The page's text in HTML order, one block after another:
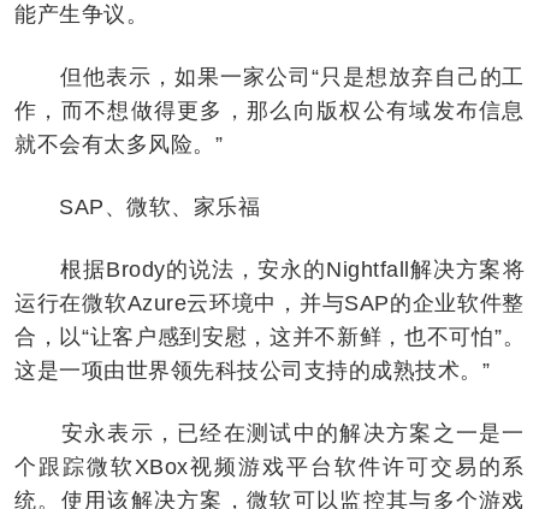
能产生争议。
但他表示，如果一家公司“只是想放弃自己的工
作，而不想做得更多，那么向版权公有域发布信息
就不会有太多风险。”
SAP、微软、家乐福
根据Brody的说法，安永的Nightfall解决方案将
运行在微软Azure云环境中，并与SAP的企业软件整
合，以“让客户感到安慰，这并不新鲜，也不可怕”。
这是一项由世界领先科技公司支持的成熟技术。”
安永表示，已经在测试中的解决方案之一是一
个跟踪微软XBox视频游戏平台软件许可交易的系
统。使用该解决方案，微软可以监控其与多个游戏